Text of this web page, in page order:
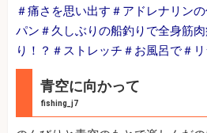
＃痛さを思い出す＃アドレナリン
パン＃久しぶりの船釣りで全身筋
り！？＃ストレッチ＃お風呂で＃
青空に向かって
fishing_j7